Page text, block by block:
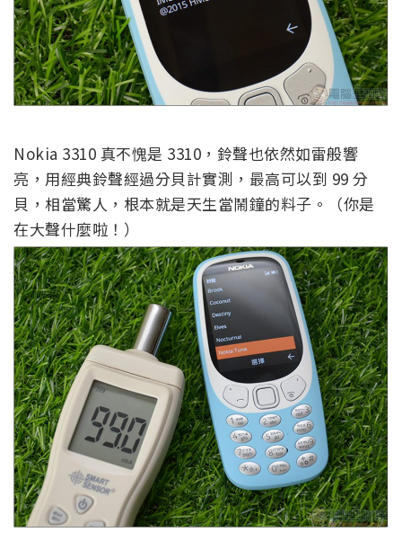
Nokia 3310 真不愧是 3310，鈴聲也依然如雷般響
亮，用經典鈴聲經過分貝計實測，最高可以到 99 分
貝，相當驚人，根本就是天生當鬧鐘的料子。（你是
在大聲什麼啦！）